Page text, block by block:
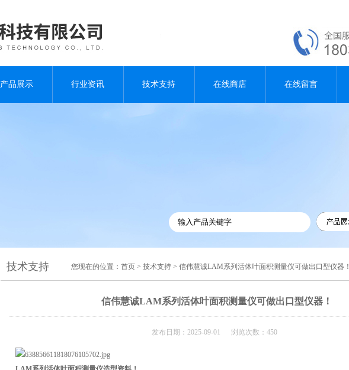
产品展示 行业资讯 技术支持 在线商店 在线留言
技术支持 您现在的位置： 首页 > 技术支持 > 信伟慧诚LAM系列活体叶面积测量仪可做出口型仪器！
信伟慧诚LAM系列活体叶面积测量仪可做出口型仪器！
发布日期：2025-09-01 浏览次数：450